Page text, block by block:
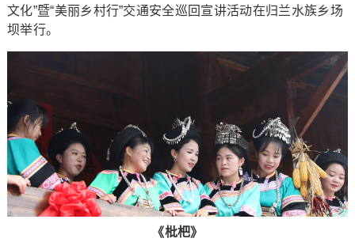
文化”暨“美丽乡村行”交通安全巡回宣讲活动在归兰水族乡场
坝举行。
《枇杷》